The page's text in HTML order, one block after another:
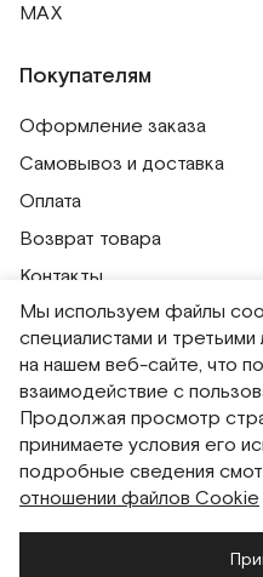
MAX
Покупателям
Оформление заказа
Самовывоз и доставка
Оплата
Возврат товара
Контакты
Публичная оферта
Политика обработки
Политика использования
Согласие на получение
Согласие на обработку
Система привилегий
Мы используем файлы
специалистами и
на нашем веб-сайте, что
взаимодействие с
Продолжая просмотр
принимаете условия его
подробные сведения
отношении файлов Cookie